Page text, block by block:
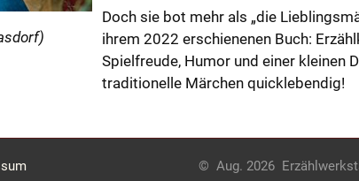
Doch sie bot mehr als „die
ihrem 2022 erschienenen Buch:
Spielfreude, Humor und einer kleinen
traditionelle Märchen quicklebendig!
© Aug. 2026